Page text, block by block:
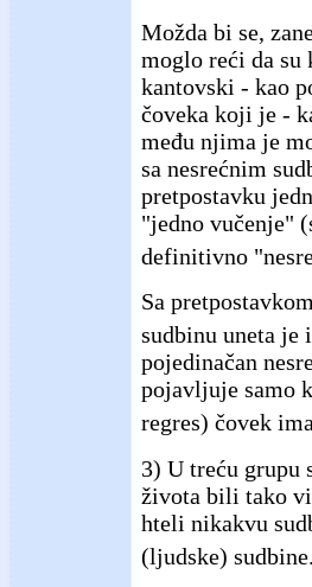
Možda bi se,
moglo reći da su
kantovski - kao
čoveka koji je -
među njima je
sa nesrećnim
pretpostavku
"jedno vučenje"
definitivno
Sa
sudbinu uneta je
pojedinačan
pojavljuje samo
regres) čovek
3) U treću grupu
života bili tako
hteli nikakvu
(ljudske) sudbine.